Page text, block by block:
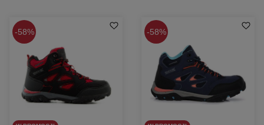
58% 58%